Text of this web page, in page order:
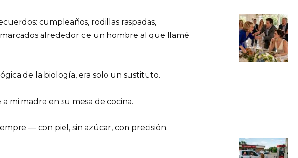
cumpleaños, rodillas raspadas,
alrededor de un hombre al que llamé
de la biología, era solo un sustituto.
mi madre en su mesa de cocina.
— con piel, sin azúcar, con precisión.